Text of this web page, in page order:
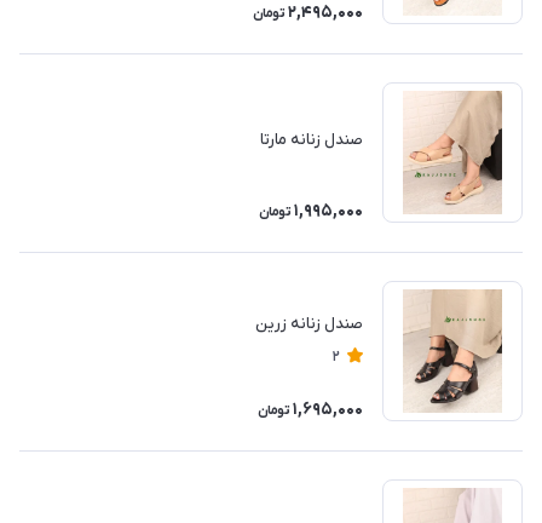
2,495,000 تومان
صندل زنانه مارتا
1,995,000 تومان
صندل زنانه زرین
2
1,695,000 تومان